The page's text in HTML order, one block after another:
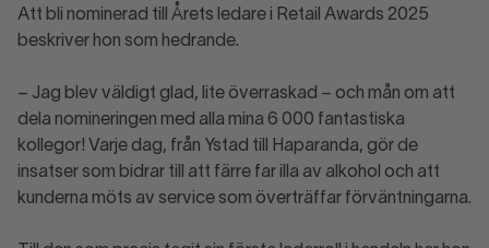
Att bli nominerad till Årets ledare i Retail Awards 2025
beskriver hon som hedrande.
– Jag blev väldigt glad, lite överraskad – och mån om att
dela nomineringen med alla mina 6 000 fantastiska
kollegor! Varje dag, från Ystad till Haparanda, gör de
insatser som bidrar till att färre far illa av alkohol och att
kunderna möts av service som överträffar förväntningarna.